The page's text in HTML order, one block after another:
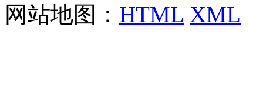
网站地图： HTML XML